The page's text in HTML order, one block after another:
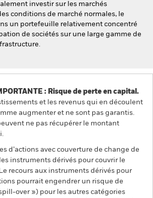
investir sur les marchés
conditions de marché normales, le
un portefeuille relativement concentré
de sociétés sur une large gamme de
: Risque de perte en capital.
et les revenus qui en découlent
augmenter et ne sont pas garantis.
ne pas récupérer le montant
d’actions avec couverture de change de
instruments dérivés pour couvrir le
recours aux instruments dérivés pour
pourrait engendrer un risque de
over ») pour les autres catégories